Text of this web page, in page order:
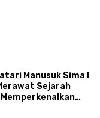
Manusuk Sima I
Sejarah
Memperkenalkan